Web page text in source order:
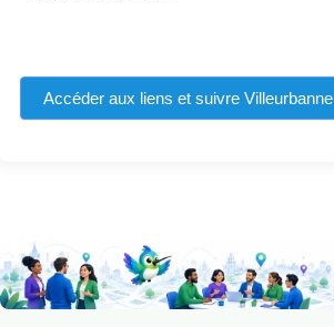
Accéder aux liens et suivre Villeurbanne